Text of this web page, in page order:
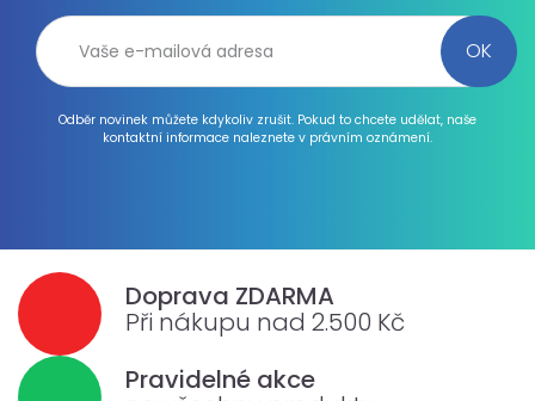
Odběr novinek můžete kdykoliv zrušit. Pokud to chcete udělat, naše
kontaktní informace naleznete v právním oznámení.
Doprava ZDARMA
Při nákupu nad 2.500 Kč
Pravidelné akce